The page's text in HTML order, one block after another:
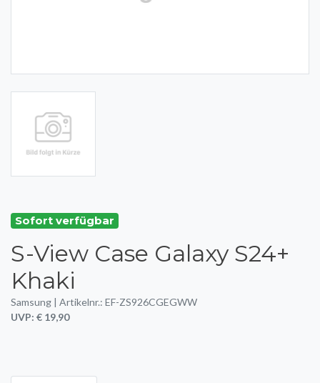
Sofort verfügbar
S-View Case Galaxy S24+
Khaki
Samsung | Artikelnr.: EF-ZS926CGEGWW
UVP: € 19,90